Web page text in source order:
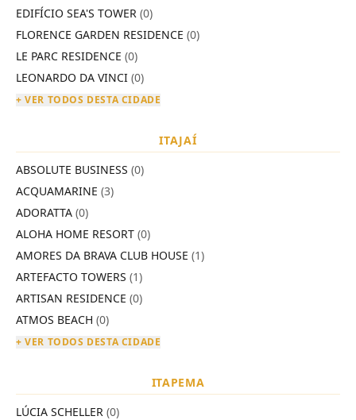
EDIFÍCIO SEA'S TOWER (0)
FLORENCE GARDEN RESIDENCE (0)
LE PARC RESIDENCE (0)
LEONARDO DA VINCI (0)
+ VER TODOS DESTA CIDADE
ITAJAÍ
ABSOLUTE BUSINESS (0)
ACQUAMARINE (3)
ADORATTA (0)
ALOHA HOME RESORT (0)
AMORES DA BRAVA CLUB HOUSE (1)
ARTEFACTO TOWERS (1)
ARTISAN RESIDENCE (0)
ATMOS BEACH (0)
+ VER TODOS DESTA CIDADE
ITAPEMA
LÚCIA SCHELLER (0)